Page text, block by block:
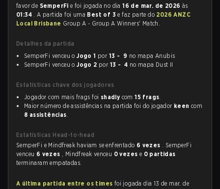
favor de SemperFie foi jogada no dia16 de mar. de 2026 às
01:34 . A partida foi uma Best of 3e faz parte do 2026 ANZC
Local Brisbane Group A - Group A Winners' Match.
Detalhes da partida
SemperFi venceu oJogo 1 por 13 - 9 no mapa Anubis
SemperFi venceu oJogo 2 por 13 - 4 no mapa Dust II
Estatísticas chave dos jogadores
Jogador com mais frags foi shadiy com15 frags.
Maior número de assistências na partida foi do jogador keen com
8 assistências.
Estatísticas Head-to-head
SemperFi e Mindfreak haviam se enfrentado 6 vezes . SemperFi
venceu 6 vezes , Mindfreak venceu 0 vezes e 0 partidas
terminaram empatadas.
A última partida entre os times foi jogada dia 13 de mar. de